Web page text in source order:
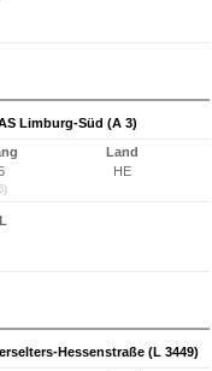
Limburg-Süd (A 3)
Land
HE
Hessenstraße (L 3449)